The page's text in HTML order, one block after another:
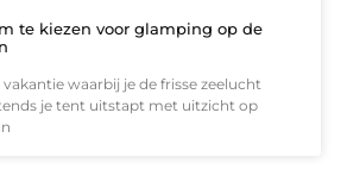
te kiezen voor glamping op de
vakantie waarbij je de frisse zeelucht
je tent uitstapt met uitzicht op